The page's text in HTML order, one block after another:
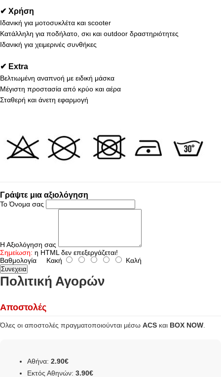
✔ Χρήση
Ιδανική για μοτοσυκλέτα και scooter
Κατάλληλη για ποδήλατο, σκι και outdoor δραστηριότητες
Ιδανική για χειμερινές συνθήκες
✔ Extra
Βελτιωμένη αναπνοή με ειδική μάσκα
Μέγιστη προστασία από κρύο και αέρα
Σταθερή και άνετη εφαρμογή
Γράψτε μια αξιολόγηση
Το Όνομα σας
Η Αξιολόγηση σας
Σημείωση: η HTML δεν επεξεργάζεται!
Βαθμολογία Κακή Καλή
Συνεχεια
Πολιτική Αγορών
Αποστολές
Όλες οι αποστολές πραγματοποιούνται μέσω ACS και BOX NOW
Αθήνα: 2.90€
Εκτός Αθηνών: 3.90€